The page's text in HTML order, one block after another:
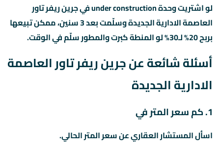
لو اشتريت وحدة under construction في جرين ريفر تاور
العاصمة الادارية الجديدة وسلّمت بعد 3 سنين، ممكن تبيعها
بربح 20% لـ30% لو المنطة كبرت والمطور سلّم في الوقت.
أسئلة شائعة عن جرين ريفر تاور العاصمة
الادارية الجديدة
1. كم سعر المتر في
اسأل المستشار العقاري عن سعر المتر الحالي.